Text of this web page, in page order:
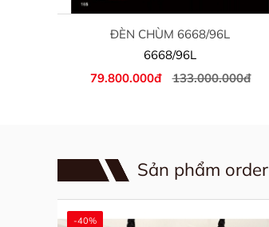
ĐÈN CHÙM 6668/96L
6668/96L
79.800.000đ
133.000.000đ
Sản phẩm order
-40%